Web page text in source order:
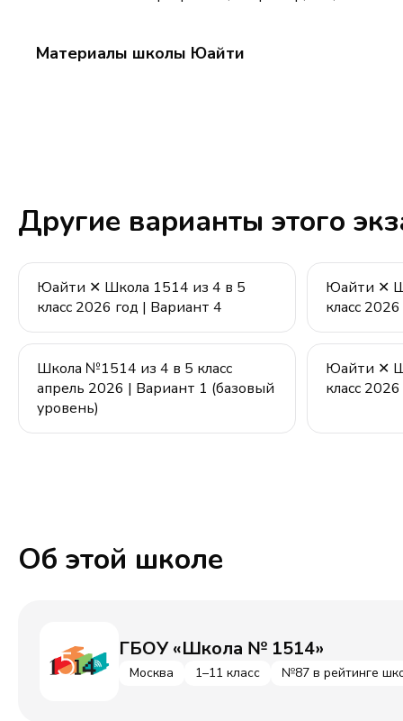
Материалы школы Юайти
Другие варианты этого
Юайти ✕ Школа 1514 из 4 в 5
класс 2026 год | Вариант 4
Юайти ✕
класс
Школа №1514 из 4 в 5 класс
апрель 2026 | Вариант 1 (базовый
уровень)
Юайти ✕
класс
Об этой школе
ГБОУ «Школа № 1514»
Москва 1–11 класс №87 в рейтинге